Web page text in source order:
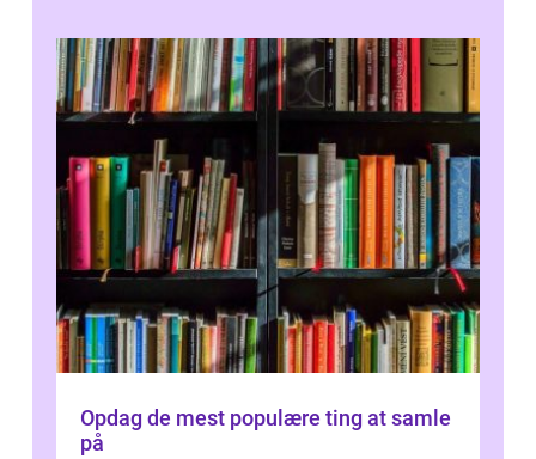
Opdag de mest populære ting at samle
på